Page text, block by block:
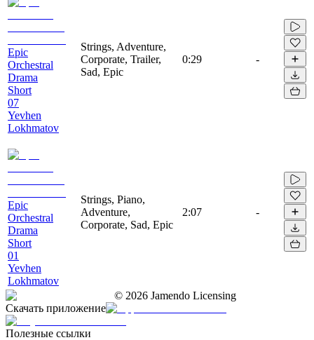
Epic
Orchestral
Drama
Short
07
Yevhen
Lokhmatov
Strings, Adventure,
Corporate, Trailer,
Sad, Epic
0:29 -
Epic
Orchestral
Drama
Short
01
Yevhen
Lokhmatov
Strings, Piano,
Adventure,
Corporate, Sad, Epic
2:07 -
© 2026 Jamendo Licensing
Скачать приложение
Полезные ссылки